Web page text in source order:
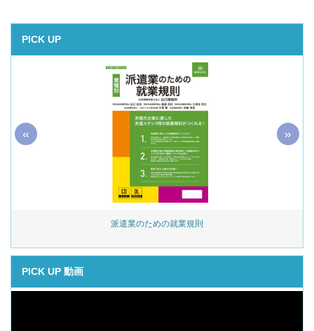
PICK UP
派遣業のための就業規則
« »
PICK UP 動画